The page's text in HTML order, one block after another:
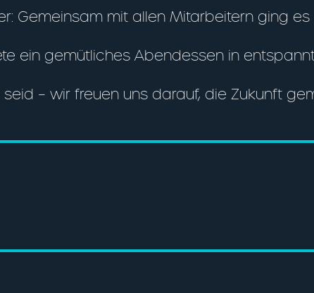
Gemeinsam mit allen Mitarbeitern ging
ein gemütliches Abendessen in
seid – wir freuen uns darauf, die Zukunft